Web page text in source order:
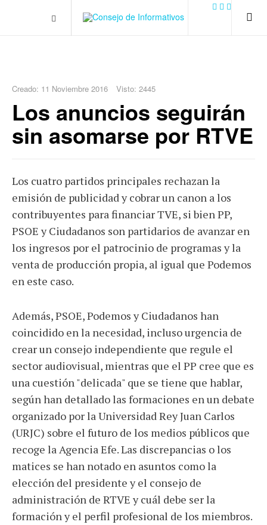
url('../../images/contact.png') 0 0 no-repeat; color: #eaeaea; padding:
Creado: 11 Noviembre 2016 Visto: 2445
Los anuncios seguirán
sin asomarse por RTVE
Los cuatro partidos principales rechazan la
emisión de publicidad y cobrar un canon a los
contribuyentes para financiar TVE, si bien PP,
PSOE y Ciudadanos son partidarios de avanzar en
los ingresos por el patrocinio de programas y la
venta de producción propia, al igual que Podemos
en este caso.
Además, PSOE, Podemos y Ciudadanos han
coincidido en la necesidad, incluso urgencia de
crear un consejo independiente que regule el
sector audiovisual, mientras que el PP cree que es
una cuestión "delicada" que se tiene que hablar,
según han detallado las formaciones en un debate
organizado por la Universidad Rey Juan Carlos
(URJC) sobre el futuro de los medios públicos que
recoge la Agencia Efe. Las discrepancias o los
matices se han notado en asuntos como la
elección del presidente y el consejo de
administración de RTVE y cuál debe ser la
formación y el perfil profesional de los miembros.